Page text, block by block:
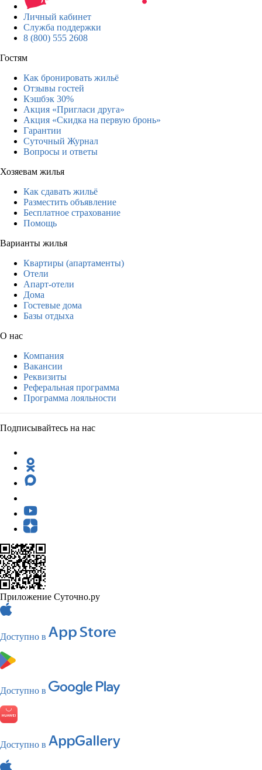
Личный кабинет
Служба поддержки
8 (800) 555 2608
Гостям
Как бронировать жильё
Отзывы гостей
Кэшбэк 30%
Акция «Пригласи друга»
Акция «Скидка на первую бронь»
Гарантии
Суточный Журнал
Вопросы и ответы
Хозяевам жилья
Как сдавать жильё
Разместить объявление
Бесплатное страхование
Помощь
Варианты жилья
Квартиры (апартаменты)
Отели
Апарт-отели
Дома
Гостевые дома
Базы отдыха
О нас
Компания
Вакансии
Реквизиты
Реферальная программа
Программа лояльности
Подписывайтесь на нас
Приложение Суточно.ру
Доступно в
Доступно в
Доступно в